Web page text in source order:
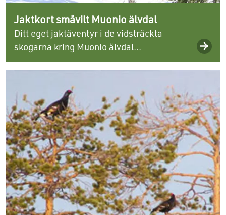
Jaktkort småvilt Muonio älvdal
Ditt eget jaktäventyr i de vidsträckta
skogarna kring Muonio älvdal...